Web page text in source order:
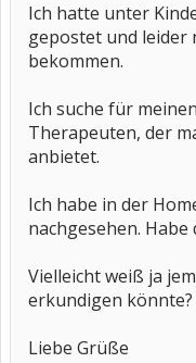
Ich hatte unter
gepostet und leider
bekommen.
Ich suche für
Therapeuten, der
anbietet.
Ich habe in der
nachgesehen.
Vielleicht weiß ja
erkundigen könnte?
Liebe Grüße